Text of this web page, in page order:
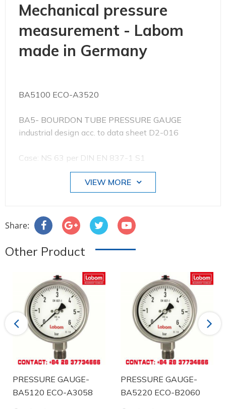
Mechanical pressure
measurement - Labom
made in Germany
BA5100 ECO-A3520
BA5- BOURDON TUBE PRESSURE GAUGE
industrial design acc. to data sheet D2-016
Case: NS 63 per DIN EN 837-1 S1
Case design: IP 65, process connection bottom
Nominal range: 0...15 psi
** no preferential EU origin **
#BA5100 ECO-A3520 #labom #donghodoapsuat
#apsuatke #thietbicongnghiep #vait #vieta
#BOURDONTUBEPRESSUREGAUGE
VIEW MORE
Share:
Other Product
Previous
PRESSURE GAUGE-
BA5120 ECO-A3058
PRESSURE GAUGE-
BA5220 ECO-B2060
Next